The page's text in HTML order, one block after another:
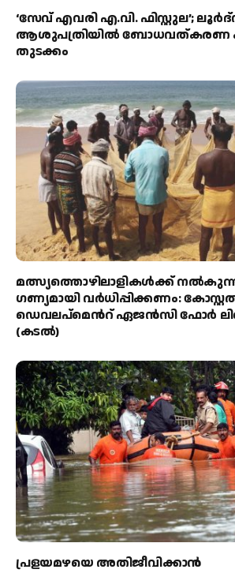
‘സേവ് എവരി എ.വി. ഫിസ്റ്റുല’;
ആശുപത്രിയിൽ ബോധവത്കരണ
തുടക്കം
മത്സ്യത്തൊഴിലാളികള്‍ക്ക് നല്‍കുന്ന
ഗണ്യമായി വര്‍ധിപ്പിക്കണം:
ഡെവലപ്മെന്‍റ് ഏജന്‍സി ഫോര്‍
(കടല്‍)
പ്രളയമഴയെ അതിജീവിക്കാന്‍